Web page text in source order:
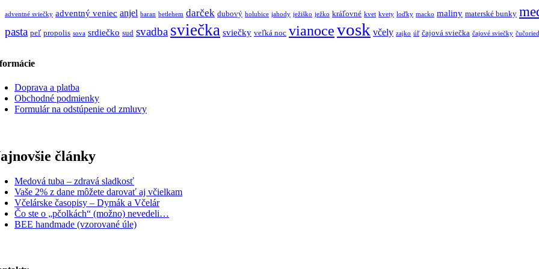
adventné sviečky adventný veniec anjel baran betlehem darček dubový holubice jahody ježiško ježko kráľovné kvet kvety loďky macko maliny materské bunky
pasta peľ propolis sova srdiečko sud svadba sviečka sviečky veľká noc vianocevosk včely zajko úľ čajová sviečka čajové sviečky
Doprava a platba
Obchodné podmienky
Formulár na odstúpenie od zmluvy
články
Medová tuba – zdravá sladkosť
Vaše 2% z dane môžete darovať aj včielkam
Včelárske časopisy – Dymák a Včelár
Čo ste o „pčolkách“ (možno) nevedeli…
BEE handmade (vzorované úle)